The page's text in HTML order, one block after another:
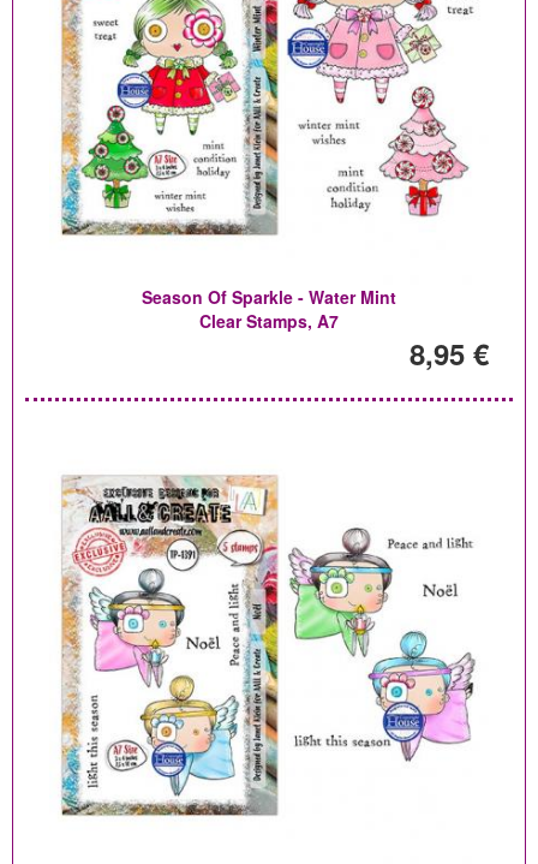
Season Of Sparkle - Water Mint
Clear Stamps, A7
8,95 €